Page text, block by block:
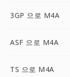
3GP 으로 M4A
ASF 으로 M4A
TS 으로 M4A